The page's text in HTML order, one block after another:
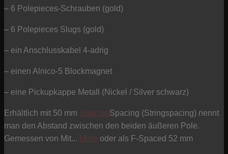
– 6 Polepieces-Schrauben (gold)
– 6 Polepieces Slugs (gold)
– ein Anschlusskabel 4-adrig
– einen Alnico-5 Blockmagnet
– eine Pickupkappe Metall (Nickel / Silver schwarz)
Erhältlich mit 50 mm SpacingSpacing (Stringspacing) nennt
man den Abstand zwischen den beiden äußeren Pole.
Gemessen von Mit... More oder als F-Spaced 52 mm